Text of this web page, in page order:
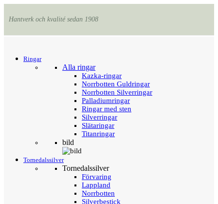
Hantverk och kvalité sedan 1908
Ringar
Alla ringar
Kazka-ringar
Norrbotten Guldringar
Norrbotten Silverringar
Palladiumringar
Ringar med sten
Silverringar
Slätaringar
Titanringar
bild
Tornedalssilver
Tornedalssilver
Förvaring
Lappland
Norrbotten
Silverbestick